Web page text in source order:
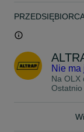
- CERTYFIKAT
- rekomendacja
- powierzchnia
- góra płaska (bez
- środek
- bardzo lekkie
- łatwość w
- wysokość
- wszechstronne
Kupując
Nie ma
Na OLX